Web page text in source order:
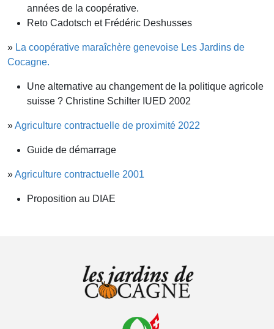
années de la coopérative.
Reto Cadotsch et Frédéric Deshusses
» La coopérative maraîchère genevoise Les Jardins de
Cocagne.
Une alternative au changement de la politique agricole
suisse ? Christine Schilter IUED 2002
»Agriculture contractuelle de proximité 2022
Guide de démarrage
»Agriculture contractuelle 2001
Proposition au DIAE